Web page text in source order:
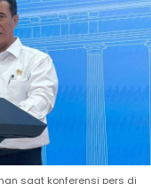
saat konferensi pers di